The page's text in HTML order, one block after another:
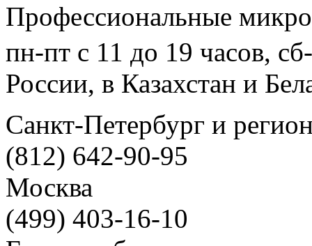
Профессиональные
пн-пт с 11 до 19 часов,
России, в Казахстан и
Санкт-Петербург и
(812) 642-90-95
Москва
(499) 403-16-10